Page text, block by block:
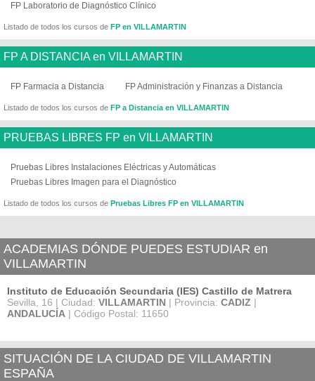
FP Laboratorio de Diagnóstico Clínico
Listado de todos los cursos de FP en VILLAMARTIN
FP A DISTANCIA en VILLAMARTIN
FP Farmacia a Distancia FP Administración y Finanzas a Distancia
Listado de todos los cursos de FP a Distancia en VILLAMARTIN
PRUEBAS LIBRES FP en VILLAMARTIN
Pruebas Libres Instalaciones Eléctricas y Automáticas
Pruebas Libres Imagen para el Diagnóstico
Listado de todos los cursos de Pruebas Libres FP en VILLAMARTIN
ACADEMIAS DÓNDE PUEDES ESTUDIAR en
VILLAMARTIN
Instituto de Educación Secundaria (IES) Castillo de Matrera
Sevilla, 16 | Ciudad: VILLAMARTIN | Provincia: CADIZ |
ANDALUCÍA | Código Postal: 11650
SITUACIÓN DE LA CIUDAD DE VILLAMARTIN
ESPAÑA